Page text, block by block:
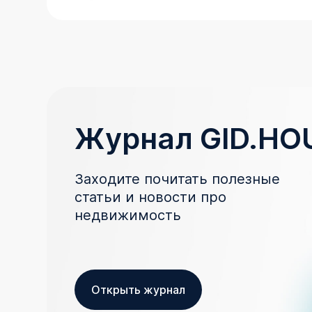
Журнал
Заходите почитать полезные
статьи и новости про
недвижимость
Открыть журнал